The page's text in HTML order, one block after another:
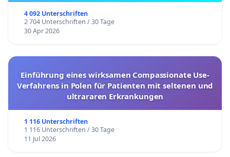
4 092 Unterschriften
2 704 Unterschriften / 30 Tage
30 Apr 2026
Einführung eines wirksamen Compassionate Use-
Verfahrens in Polen für Patienten mit seltenen und
ultrararen Erkrankungen
1 116 Unterschriften
1 116 Unterschriften / 30 Tage
11 Jul 2026